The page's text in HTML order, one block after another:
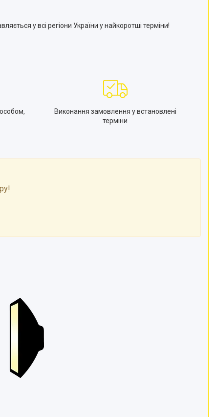
у всі регіони України у найкоротші терміни!
Виконання замовлення у встановлені
терміни